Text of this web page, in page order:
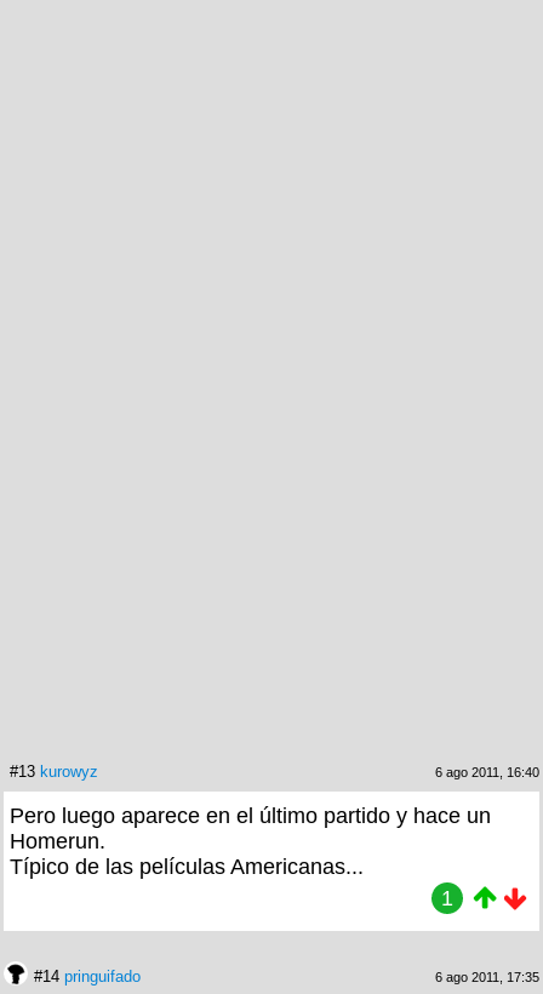
#13 kurowyz 6 ago 2011, 16:40
Pero luego aparece en el último partido y hace un
Homerun.
Típico de las películas Americanas...
1
#14 pringuifado 6 ago 2011, 17:35